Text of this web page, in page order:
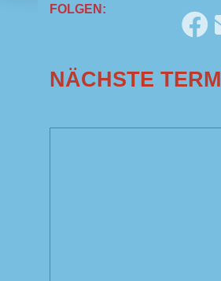
FOLGEN:
NÄCHSTE